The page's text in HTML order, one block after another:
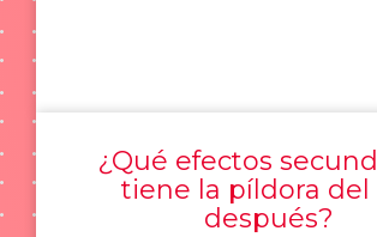
¿Qué efectos
tiene la píldora del
después?